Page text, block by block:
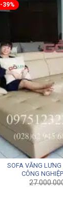
-39%
SOFA VĂNG
CÔNG